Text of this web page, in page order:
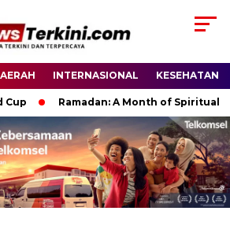
INTERNASIONAL KESEHATAN
Ramadan: A Month of Spiritual